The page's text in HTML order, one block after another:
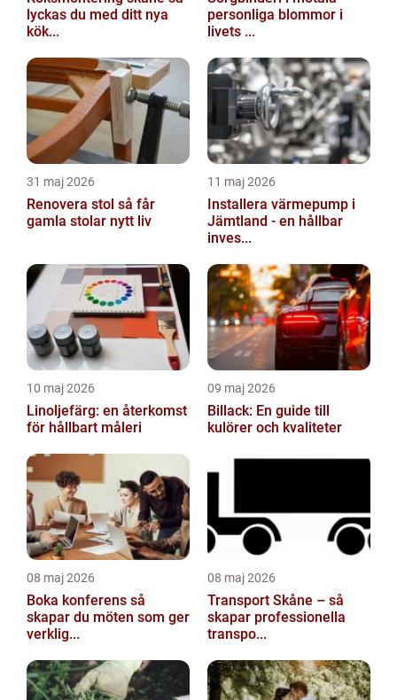
lyckas du med ditt nya
kök...
personliga blommor i
livets ...
31 maj 2026
Renovera stol så får
gamla stolar nytt liv
11 maj 2026
Installera värmepump i
Jämtland - en hållbar
inves...
10 maj 2026
Linoljefärg: en återkomst
för hållbart måleri
09 maj 2026
Billack: En guide till
kulörer och kvaliteter
08 maj 2026
Boka konferens så
skapar du möten som ger
verklig...
08 maj 2026
Transport Skåne – så
skapar professionella
transpo...